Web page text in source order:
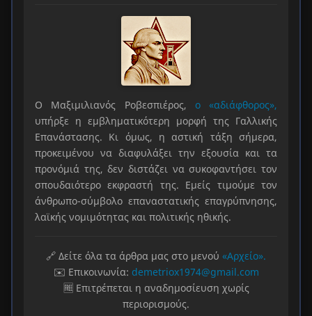
Ο Μαξιμιλιανός Ροβεσπιέρος, ο «αδιάφθορος»,
υπήρξε η εμβληματικότερη μορφή της Γαλλικής
Επανάστασης. Κι όμως, η αστική τάξη σήμερα,
προκειμένου να διαφυλάξει την εξουσία και τα
προνόμιά της, δεν διστάζει να συκοφαντήσει τον
σπουδαιότερο εκφραστή της. Εμείς τιμούμε τον
άνθρωπο-σύμβολο επαναστατικής επαγρύπνησης,
λαϊκής νομιμότητας και πολιτικής ηθικής.
🔗 Δείτε όλα τα άρθρα μας στο μενού «Αρχείο».
✉️ Επικοινωνία: demetriox1974@gmail.com
🆓 Επιτρέπεται η αναδημοσίευση χωρίς
περιορισμούς.